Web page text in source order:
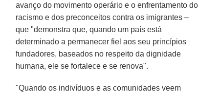
avanço do movimento operário e o enfrentamento do
racismo e dos preconceitos contra os imigrantes –
que "demonstra que, quando um país está
determinado a permanecer fiel aos seu princípios
fundadores, baseados no respeito da dignidade
humana, ele se fortalece e se renova".
"Quando os indivíduos e as comunidades veem